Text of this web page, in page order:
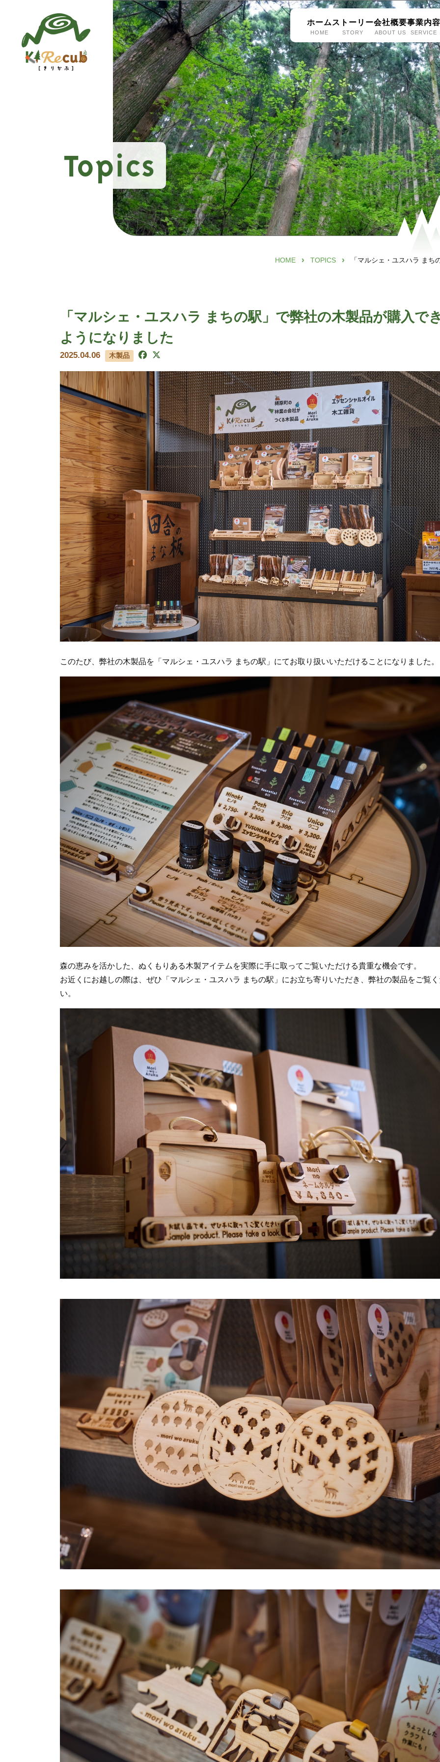
ホーム
HOME
ストーリー
STORY
会社概要
ABOUT US
事業内
SERVICE
Topics
HOME › TOPICS › 「マルシェ・ユスハラ ま
「マルシェ・ユスハラ まちの駅」で弊社の木製品が購入で
ようになりました
2025.04.06 木製品
このたび、弊社の木製品を「マルシェ・ユスハラ まちの駅」にてお取り扱いいただけることになりました。
森の恵みを活かした、ぬくもりある木製アイテムを実際に手に取ってご覧いただける貴重な機会です。
お近くにお越しの際は、ぜひ「マルシェ・ユスハラ まちの駅」にお立ち寄りいただき、弊社の製品をご覧
い。